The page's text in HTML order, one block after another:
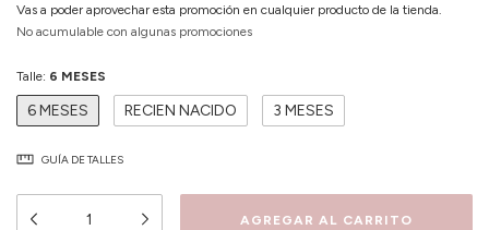
Vas a poder aprovechar esta promoción en cualquier producto de la tienda.
No acumulable con algunas promociones
Talle: 6 MESES
6 MESES RECIEN NACIDO 3 MESES
GUÍA DE TALLES